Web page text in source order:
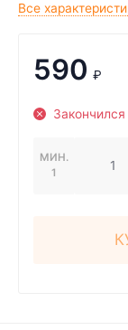
Все
590 ₽
Закончился
МИН.
1